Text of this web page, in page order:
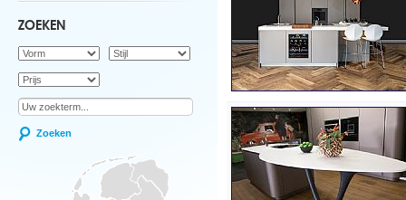
ZOEKEN
Zoeken